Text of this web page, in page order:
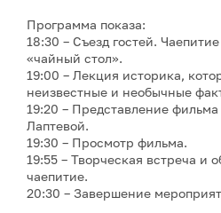
Программа показа:
18:30 – Съезд гостей.
«чайный стол».
19:00 – Лекция историка,
неизвестные и необычные
19:20 – Представление
Лаптевой.
19:30 – Просмотр фильма.
19:55 – Творческая встреча и
чаепитие.
20:30 – Завершение